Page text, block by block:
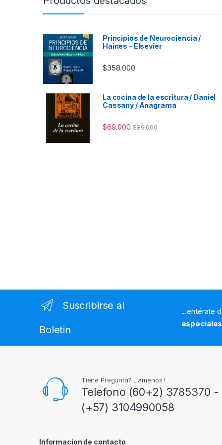
Principios de Neurociencia /
Haines - Elsevier
$358.000
La cocina de la escritura / Daniel
Cassany / Anagrama
$69.000 $89.000
Suscribirse al
Boletin
...entérate
especiales
Tiene Pregunta? Llamenos !
Telefono (60+2) 3785370 -
(+57) 3104990058
Informacion de contacto